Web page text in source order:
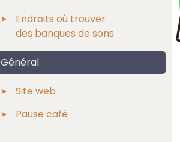
Endroits où trouver
des banques de sons
Général
Site web
Pause café